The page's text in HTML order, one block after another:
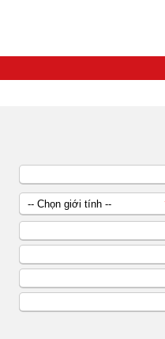
-- Chọn giới tính --